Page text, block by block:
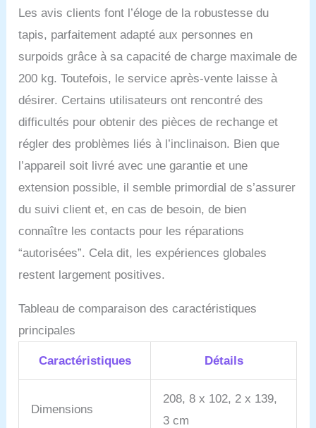
Les avis clients font l’éloge de la robustesse du
tapis, parfaitement adapté aux personnes en
surpoids grâce à sa capacité de charge maximale de
200 kg. Toutefois, le service après-vente laisse à
désirer. Certains utilisateurs ont rencontré des
difficultés pour obtenir des pièces de rechange et
régler des problèmes liés à l’inclinaison. Bien que
l’appareil soit livré avec une garantie et une
extension possible, il semble primordial de s’assurer
du suivi client et, en cas de besoin, de bien
connaître les contacts pour les réparations
“autorisées”. Cela dit, les expériences globales
restent largement positives.
Tableau de comparaison des caractéristiques
principales
Caractéristiques Détails
Dimensions
208, 8 x 102, 2 x 139,
3 cm